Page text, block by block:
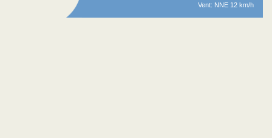
Vent: NNE 12 km/h